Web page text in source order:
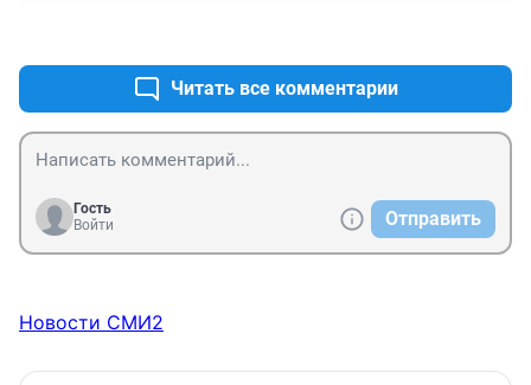
Читать все комментарии
Гость
Войти
Отправить
Новости СМИ2